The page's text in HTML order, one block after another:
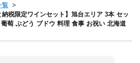
覧
納税限定ワインセット】旭台エリア 3本 セッ
萄 ぶどう ブドウ 料理 食事 お祝い 北海道